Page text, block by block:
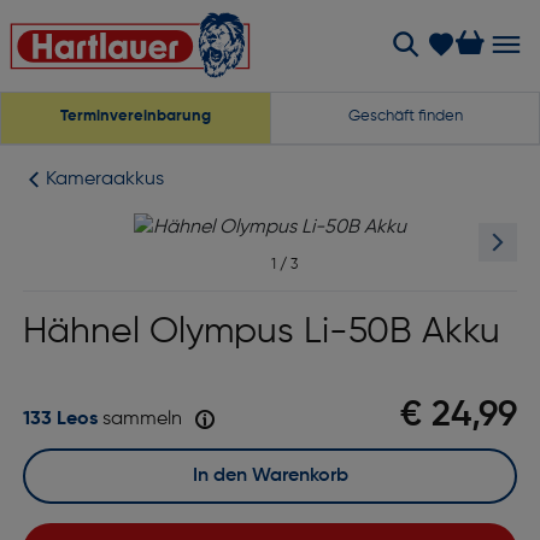
Terminvereinbarung Geschäft finden
Kameraakkus
1 / 3
Hähnel Olympus Li-50B Akku
€ 24,99
133 Leossammeln
In den Warenkorb